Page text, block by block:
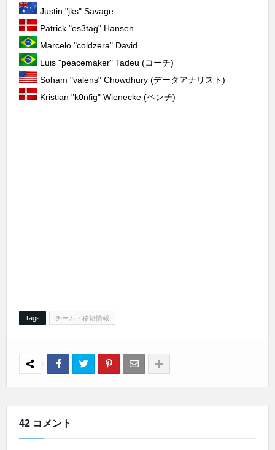
Justin "jks" Savage
Patrick "⁠es3tag⁠" Hansen
Marcelo "coldzera" David
Luis "⁠peacemaker⁠" Tadeu (コーチ)
Soham "valens" Chowdhury (データアナリスト)
Kristian "k0nfig" Wienecke (ベンチ)
Tags チーム・移籍情報
42 コメント